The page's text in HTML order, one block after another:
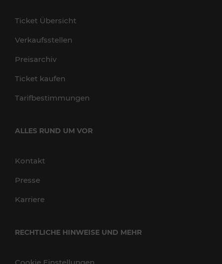
Ticket Übersicht
Verkaufsstellen
Preisarchiv
Ticket kaufen
Tarifbestimmungen
ALLES RUND UM VOR
Kontakt
Presse
Karriere
RECHTLICHE HINWEISE UND MEHR